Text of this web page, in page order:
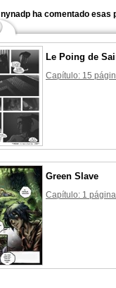
nynadp ha comentado esas
Le Poing de
Capítulo: 15
Green Slave
Capítulo: 1